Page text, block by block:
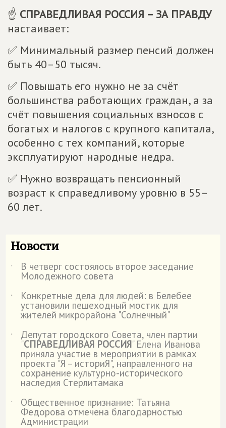
☝ СПРАВЕДЛИВАЯ РОССИЯ – ЗА ПРАВДУ
настаивает:
✅ Минимальный размер пенсий должен
быть 40–50 тысяч.
✅ Повышать его нужно не за счёт
большинства работающих граждан, а за
счёт повышения социальных взносов с
богатых и налогов с крупного капитала,
особенно с тех компаний, которые
эксплуатируют народные недра.
✅ Нужно возвращать пенсионный
возраст к справедливому уровню в 55–
60 лет.
Новости
˙ В четверг состоялось второе заседание
Молодежного совета
˙
Конкретные дела для людей: в Белебее
установили пешеходный мостик для
жителей микрорайона "Солнечный"
˙
Депутат городского Совета, член партии
"СПРАВЕДЛИВАЯ РОССИЯ" Елена Иванова
приняла участие в мероприятии в рамках
проекта "Я – историЯ", направленного на
сохранение культурно-исторического
наследия Стерлитамака
˙
Общественное признание: Татьяна
Федорова отмечена благодарностью
Администрации